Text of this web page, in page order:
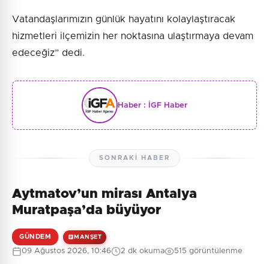
Vatandaşlarımızın günlük hayatını kolaylaştıracak
hizmetleri ilçemizin her noktasına ulaştırmaya devam
edeceğiz” dedi.
Haber : İGF Haber
SONRAKI HABER
Aytmatov’un mirası Antalya
Muratpaşa’da büyüyor
GÜNDEM MANŞET
09 Ağustos 2026, 10:46 2 dk okuma 515 görüntülenme